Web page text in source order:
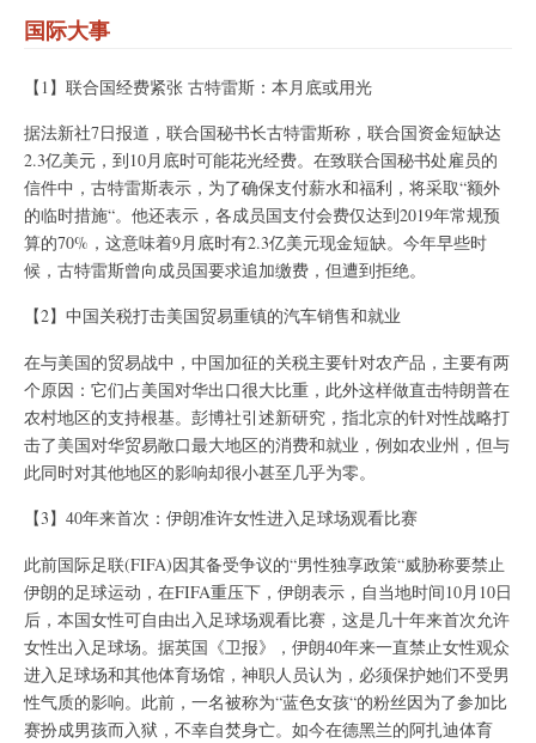
国际大事
【1】联合国经费紧张 古特雷斯：本月底或用光
据法新社7日报道，联合国秘书长古特雷斯称，联合国资金短缺达
2.3亿美元，到10月底时可能花光经费。在致联合国秘书处雇员的
信件中，古特雷斯表示，为了确保支付薪水和福利，将采取“额外
的临时措施“。他还表示，各成员国支付会费仅达到2019年常规预
算的70%，这意味着9月底时有2.3亿美元现金短缺。今年早些时
候，古特雷斯曾向成员国要求追加缴费，但遭到拒绝。
【2】中国关税打击美国贸易重镇的汽车销售和就业
在与美国的贸易战中，中国加征的关税主要针对农产品，主要有两
个原因：它们占美国对华出口很大比重，此外这样做直击特朗普在
农村地区的支持根基。彭博社引述新研究，指北京的针对性战略打
击了美国对华贸易敞口最大地区的消费和就业，例如农业州，但与
此同时对其他地区的影响却很小甚至几乎为零。
【3】40年来首次：伊朗准许女性进入足球场观看比赛
此前国际足联(FIFA)因其备受争议的“男性独享政策“威胁称要禁止
伊朗的足球运动，在FIFA重压下，伊朗表示，自当地时间10月10日
后，本国女性可自由出入足球场观看比赛，这是几十年来首次允许
女性出入足球场。据英国《卫报》，伊朗40年来一直禁止女性观众
进入足球场和其他体育场馆，神职人员认为，必须保护她们不受男
性气质的影响。此前，一名被称为“蓝色女孩“的粉丝因为了参加比
赛扮成男孩而入狱，不幸自焚身亡。如今在德黑兰的阿扎迪体育